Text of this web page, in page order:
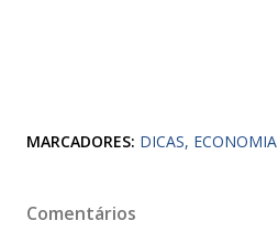
MARCADORES: DICAS ECONOMIA
Comentários